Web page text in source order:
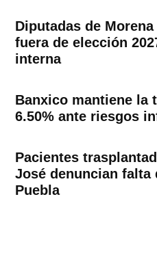
Diputadas de
fuera de elección
interna
Banxico mantiene la
6.50% ante riesgos
Pacientes
José denuncian falta
Puebla